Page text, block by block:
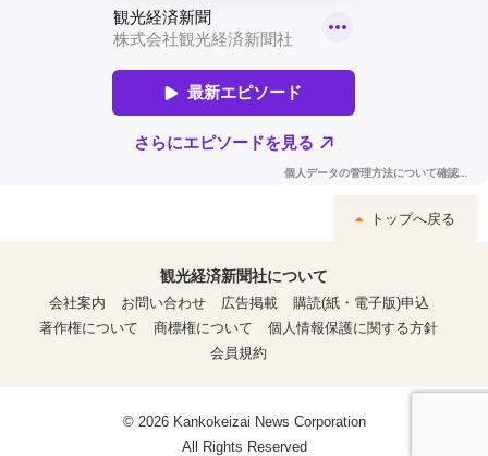
トップへ戻る
観光経済新聞社について
会社案内
お問い合わせ 広告掲載
購読(紙・電子版)申込
著作権について
商標権について
個人情報保護に関する方針
会員規約
© 2026 Kankokeizai News Corporation
All Rights Reserved